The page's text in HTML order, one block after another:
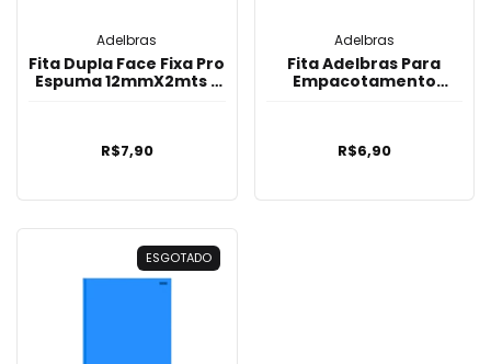
Adelbras
Fita Dupla Face Fixa Pro
Espuma 12mmX2mts -
R$7,90
Adelbras
Fita Adelbras Para
Empacotamento
R$6,90
ESGOTADO